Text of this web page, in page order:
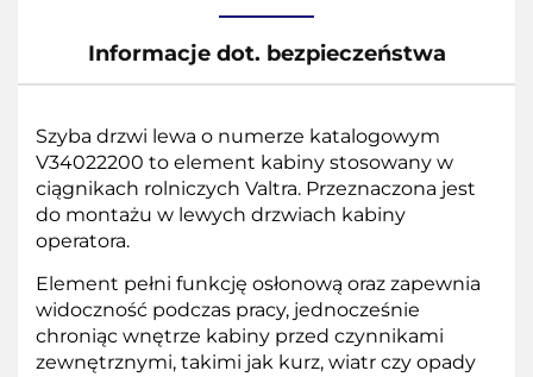
Informacje dot. bezpieczeństwa
Szyba drzwi lewa o numerze katalogowym
V34022200 to element kabiny stosowany w
ciągnikach rolniczych Valtra. Przeznaczona jest
do montażu w lewych drzwiach kabiny
operatora.
Element pełni funkcję osłonową oraz zapewnia
widoczność podczas pracy, jednocześnie
chroniąc wnętrze kabiny przed czynnikami
zewnętrznymi, takimi jak kurz, wiatr czy opady